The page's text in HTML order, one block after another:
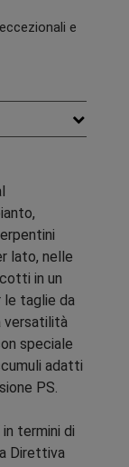
e
lato, nelle
in un
taglie da
versatilità
speciale
adatti
PS.
termini di
Direttiva